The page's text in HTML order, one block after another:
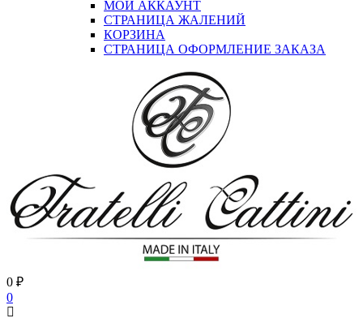
МОЙ АККАУНТ
СТРАНИЦА ЖАЛЕНИЙ
КОРЗИНА
СТРАНИЦА ОФОРМЛЕНИЕ ЗАКАЗА
0 ₽
0